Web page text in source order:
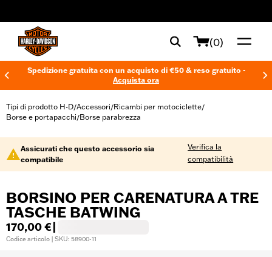
(0)
Spedizione gratuita con un acquisto di €50 & reso gratuito -
Acquista ora
Tipi di prodotto H-D/Accessori/Ricambi per motociclette/
Borse e portapacchi/Borse parabrezza
Assicurati che questo accessorio sia
compatibile
Verifica la
compatibilità
BORSINO PER CARENATURA A TRE
TASCHE BATWING
170,00 €
Codice articolo | SKU: 58900-11